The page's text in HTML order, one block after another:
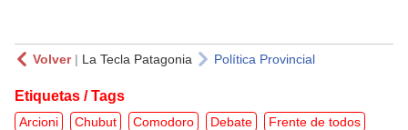
Volver| La Tecla Patagonia Política Provincial
Etiquetas / Tags
Arcioni Chubut Comodoro Debate
Frente de todos